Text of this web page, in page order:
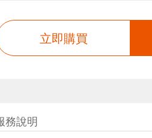
立即購買
務說明